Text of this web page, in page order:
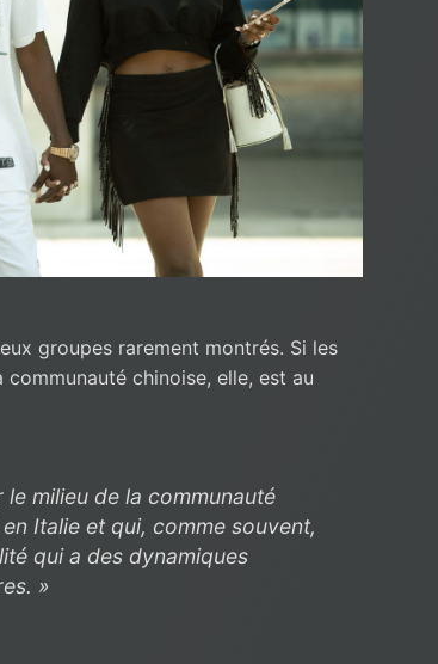
groupes rarement montrés. Si les
chinoise, elle, est au
milieu de la communauté
Italie et qui, comme souvent,
qui a des dynamiques
»